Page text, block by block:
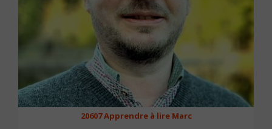
20607 Apprendre à lire Marc